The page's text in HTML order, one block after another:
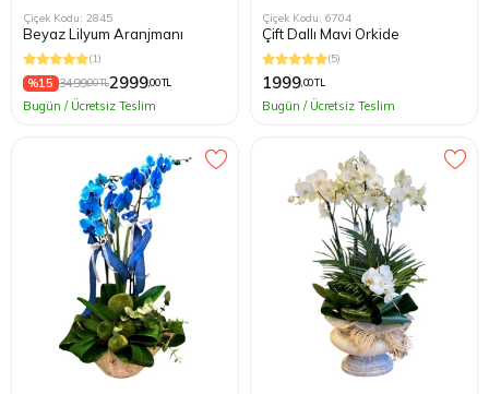
Çiçek Kodu: 2845
Beyaz Lilyum Aranjmanı
(1)
%15 3499,00 TL2999,00 TL
Bugün / Ücretsiz Teslim
Çiçek Kodu: 6704
Çift Dallı Mavi Orkide
(5)
1999,00 TL
Bugün / Ücretsiz Teslim